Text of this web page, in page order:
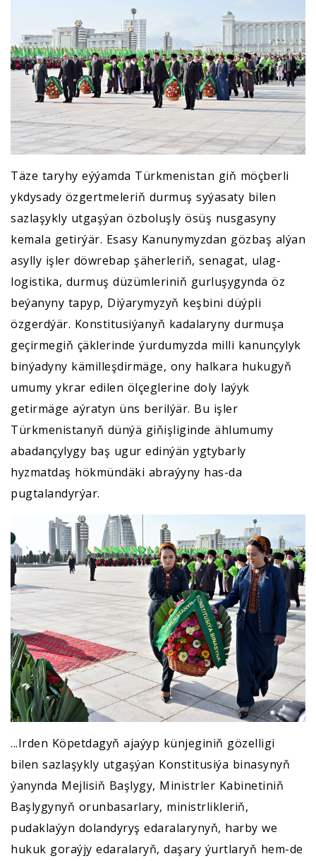
Täze taryhy eýýamda Türkmenistan giň möçberli
ykdysady özgertmeleriň durmuş syýasaty bilen
sazlaşykly utgaşýan özboluşly ösüş nusgasyny
kemala getirýär. Esasy Kanunymyzdan gözbaş alýan
asylly işler döwrebap şäherleriň, senagat, ulag-
logistika, durmuş düzümleriniň gurluşygynda öz
beýanyny tapyp, Diýarymyzyň keşbini düýpli
özgerdýär. Konstitusiýanyň kadalaryny durmuşa
geçirmegiň çäklerinde ýurdumyzda milli kanunçylyk
binýadyny kämilleşdirmäge, ony halkara hukugyň
umumy ykrar edilen ölçeglerine doly laýyk
getirmäge aýratyn üns berilýär. Bu işler
Türkmenistanyň dünýä giňişliginde ählumumy
abadançylygy baş ugur edinýän ygtybarly
hyzmatdaş hökmündäki abraýyny has-da
pugtalandyrýar.
...Irden Köpetdagyň ajaýyp künjeginiň gözelligi
bilen sazlaşykly utgaşýan Konstitusiýa binasynyň
ýanynda Mejlisiň Başlygy, Ministrler Kabinetiniň
Başlygynyň orunbasarlary, ministrlikleriň,
pudaklaýyn dolandyryş edaralarynyň, harby we
hukuk goraýjy edaralaryň, daşary ýurtlaryň hem-de